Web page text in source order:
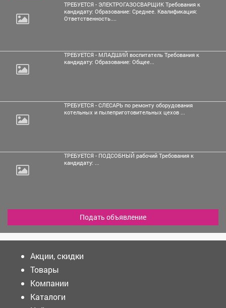
ТРЕБУЕТСЯ - ЭЛЕКТРОГАЗОСВАРЩИК Требования к
кандидату: Образование: Среднее. Квалификация:
Ответственность....
ТРЕБУЕТСЯ - МЛАДШИЙ воспитатель Требования к
кандидату: Образование: Общее...
ТРЕБУЕТСЯ - СЛЕСАРЬ по ремонту оборудования
котельных и пылеприготовительных цехов ...
ТРЕБУЕТСЯ - ПОДСОБНЫЙ рабочий Требования к
кандидату: ...
Подать объявление
Акции, скидки
Товары
Компании
Каталоги